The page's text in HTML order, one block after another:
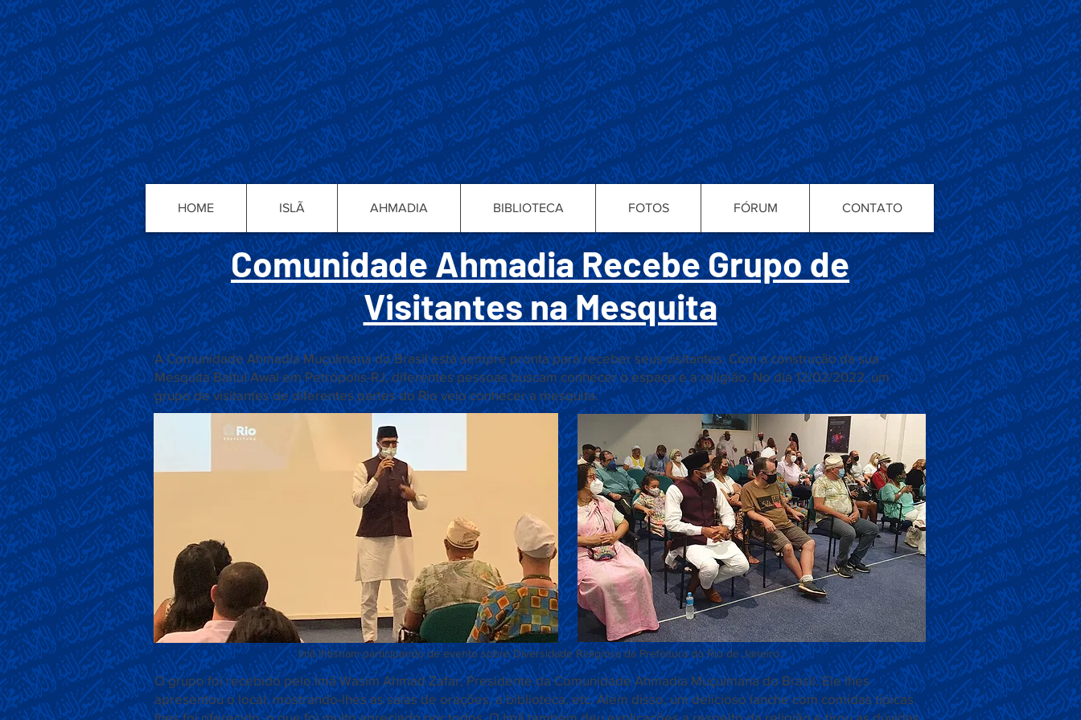
Título 6
HOME ISLÃ AHMADIA BIBLIOTECA FOTOS FÓRUM CONTATO
Comunidade Ahmadia Recebe Grupo de
Visitantes na Mesquita
A Comunidade Ahmadia Muçulmana do Brasil está sempre pronta para receber seus visitantes. Com a construção da sua
Mesquita Baitul Awal em Petrópolis-RJ, diferentes pessoas buscam conhecer o espaço e a religião. No dia 12/02/2022, um
grupo de visitantes de diferentes partes do Rio veio conhecer a mesquita.
Imã Ihtisham participando de evento sobre Diversidade Religiosa da Prefeitura do Rio de Janeiro.
O grupo foi recebido pelo Imã Wasim Ahmad Zafar, Presidente da Comunidade Ahmadia Muçulmana do Brasil. Ele lhes
apresentou o local, mostrando-lhes as salas de orações, a biblioteca, etc. Além disso, um delicioso lanche com comidas típicas